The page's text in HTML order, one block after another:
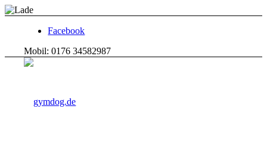
Facebook
Mobil: 0176 34582987